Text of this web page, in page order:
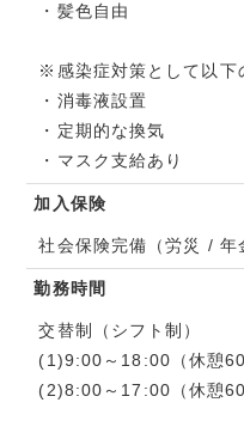
・髪色自由
※感染症対策として以下
・消毒液設置
・定期的な換気
・マスク支給あり
加入保険
社会保険完備（労災 / 年
勤務時間
交替制（シフト制）
(1)9:00～18:00（休憩60
(2)8:00～17:00（休憩60